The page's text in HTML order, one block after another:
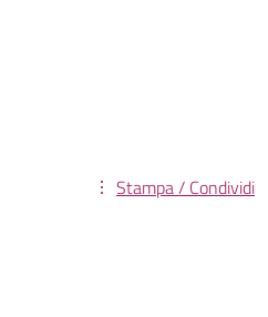
Stampa / Condividi